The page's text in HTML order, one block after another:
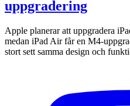
uppgradering
Apple planerar att uppgradera
medan iPad Air får en M4-
stort sett samma design och